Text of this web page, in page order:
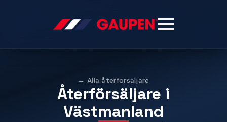
← Alla återförsäljare
Återförsäljare i
Västmanland